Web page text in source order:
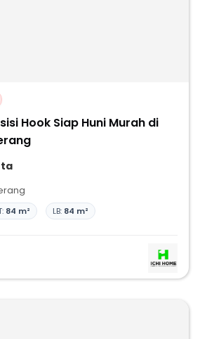
Hook Siap Huni Murah di
84 m² LB: 84 m²